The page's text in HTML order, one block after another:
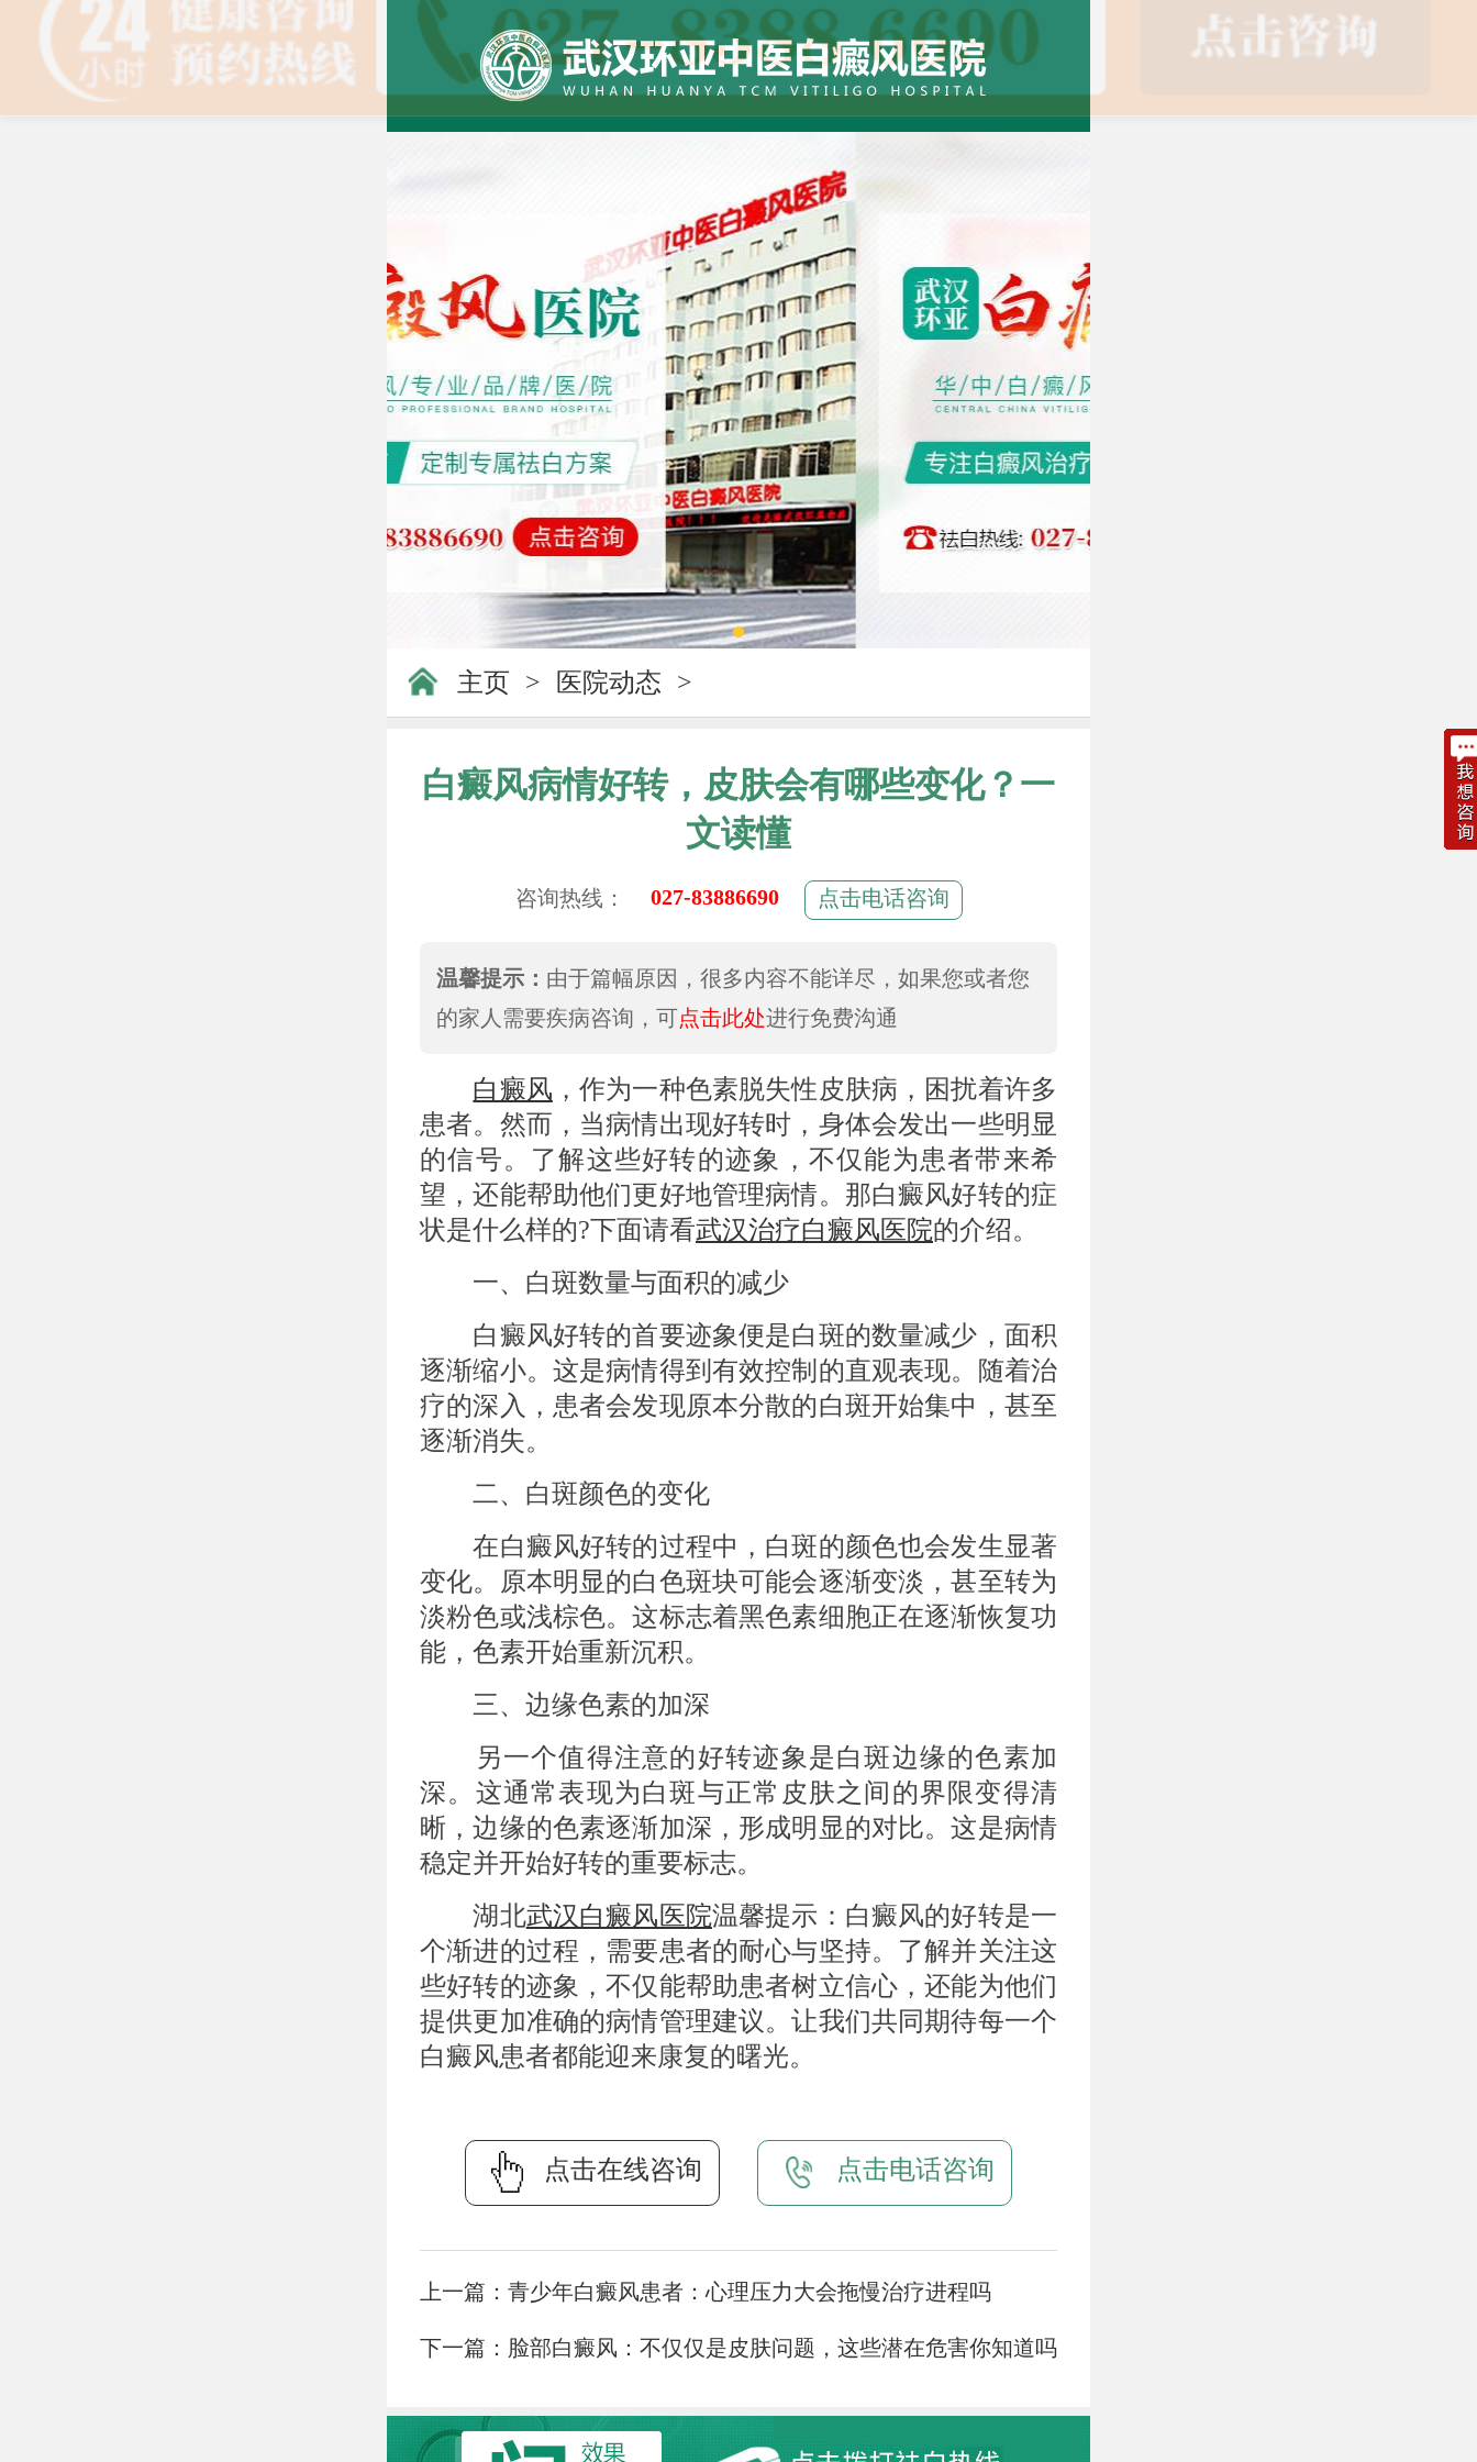
主页 > 医院动态 >
白癜风病情好转，皮肤会有哪些变化？一
文读懂
咨询热线： 027-83886690 点击电话咨询
温馨提示： 由于篇幅原因，很多内容不能详尽，如果您或者您
的家人需要疾病咨询，可点击此处进行免费沟通
白癜风 ，作为一种色素脱失性皮肤病，困扰着许多
患者。然而，当病情出现好转时，身体会发出一些明显
的信号。了解这些好转的迹象，不仅能为患者带来希
望，还能帮助他们更好地管理病情。那白癜风好转的症
状是什么样的?下面请看武汉治疗白癜风医院的介绍。
一、白斑数量与面积的减少
白癜风好转的首要迹象便是白斑的数量减少，面积
逐渐缩小。这是病情得到有效控制的直观表现。随着治
疗的深入，患者会发现原本分散的白斑开始集中，甚至
逐渐消失。
二、白斑颜色的变化
在白癜风好转的过程中，白斑的颜色也会发生显著
变化。原本明显的白色斑块可能会逐渐变淡，甚至转为
淡粉色或浅棕色。这标志着黑色素细胞正在逐渐恢复功
能，色素开始重新沉积。
三、边缘色素的加深
另一个值得注意的好转迹象是白斑边缘的色素加
深。这通常表现为白斑与正常皮肤之间的界限变得清
晰，边缘的色素逐渐加深，形成明显的对比。这是病情
稳定并开始好转的重要标志。
湖北武汉白癜风医院温馨提示：白癜风的好转是一
个渐进的过程，需要患者的耐心与坚持。了解并关注这
些好转的迹象，不仅能帮助患者树立信心，还能为他们
提供更加准确的病情管理建议。让我们共同期待每一个
白癜风患者都能迎来康复的曙光。
点击在线咨询 点击电话咨询
上一篇： 青少年白癜风患者：心理压力大会拖慢治疗进程吗
下一篇： 脸部白癜风：不仅仅是皮肤问题，这些潜在危害你知道吗